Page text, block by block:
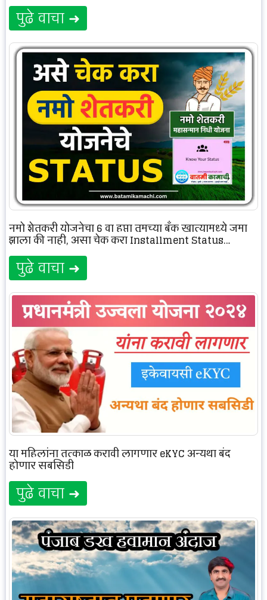
पुढे वाचा ➜
नमो शेतकरी योजनेचा 6 वा हप्ता तुमच्या बँक खात्यामध्ये जमा
झाला की नाही, असा चेक करा Installment Status…
पुढे वाचा ➜
या महिलांना तत्काळ करावी लागणार eKYC अन्यथा बंद
होणार सबसिडी
पुढे वाचा ➜